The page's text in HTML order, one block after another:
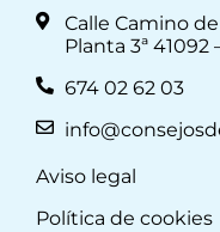
Calle Camino
Planta 3ª 41092
674 02 62 03
Aviso legal
Política de cookies